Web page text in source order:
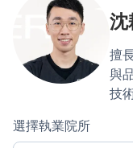
健康主題館 沈
擅
與
技
選擇執業院所